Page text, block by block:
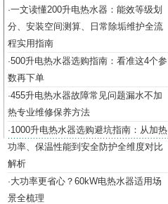
·一文读懂200升电热水器：能效等级划
分、安装空间测算、日常除垢维护全流
程实用指南
·500升电热水器选购指南：看准这4个参
数再下单
·455升电热水器故障常见问题漏水不加
热专业维修保养方法
·1000升电热水器选购避坑指南：从加热
功率、保温性能到安全防护全维度对比
解析
·大功率更省心？60kW电热水器适用场
景全梳理